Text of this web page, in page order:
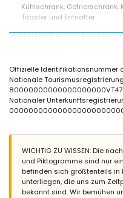
Kühlschrank, Gefrierschrank,
Toaster und Entsafter
Schlafzimmer und
Badezimmer
Schlafzimmer mit 2
Badezimmer
Eigenes Badezimmer mit
Kombination und Toilette
Badezimmer mit
Außenbereich der Wohnung
Großes und umzäuntes
Lagunenförmiger
2m Tiefe
Offizielle Identifikationsnummer
Nationale
Nationaler
WICHTIG ZU WISSEN: Die
und Piktogramme sind nur
befinden sich größtenteils in
unterliegen, die uns zum
bekannt sind. Wir bemühen